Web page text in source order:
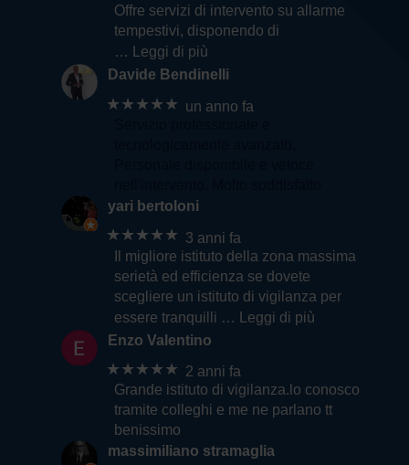
Offre servizi di intervento su allarme
tempestivi, disponendo di
… Leggi di più
Davide Bendinelli
★★★★★ un anno fa
yari bertoloni
★★★★★ 3 anni fa
Il migliore istituto della zona massima
serietà ed efficienza se dovete
scegliere un istituto di vigilanza per
essere tranquilli … Leggi di più
Enzo Valentino
★★★★★ 2 anni fa
Grande istituto di vigilanza.lo conosco
tramite colleghi e me ne parlano tt
benissimo
massimiliano stramaglia